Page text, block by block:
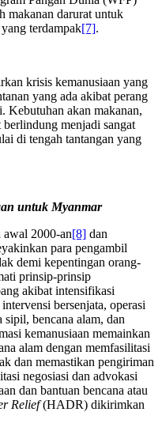
makanan darurat untuk
terdampak[7].
krisis kemanusiaan yang
yang ada akibat perang
Kebutuhan akan makanan,
berlindung menjadi sangat
di tengah tantangan yang
untuk Myanmar
awal 2000-an[8] dan
para pengambil
demi kepentingan orang-
prinsip-prinsip
akibat intensifikasi
bersenjata, operasi
bencana alam, dan
kemanusiaan memainkan
alam dengan memfasilitasi
dan memastikan pengiriman
negosiasi dan advokasi
dan bantuan bencana atau
Relief(HADR) dikirimkan